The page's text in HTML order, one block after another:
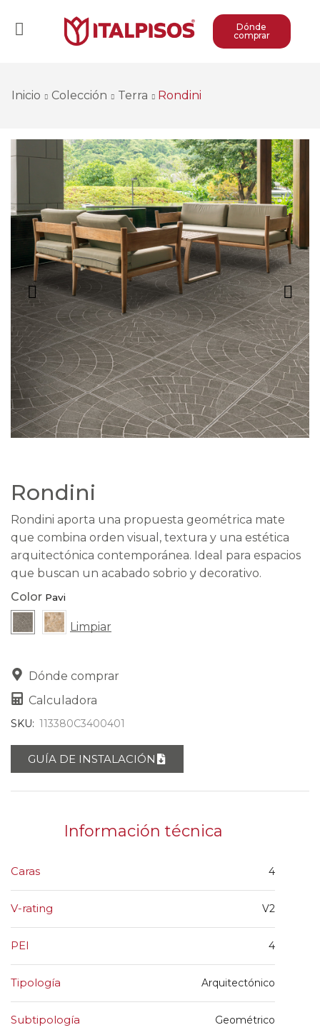
Dónde
comprar
Inicio Colección Terra Rondini
Rondini
Rondini aporta una propuesta geométrica mate
que combina orden visual, textura y una estética
arquitectónica contemporánea. Ideal para espacios
que buscan un acabado sobrio y decorativo.
Color
Limpiar
Dónde comprar
Calculadora
SKU: 113380C3400401
GUÍA DE INSTALACIÓN
Información técnica
Caras 4
V-rating V2
PEI 4
Tipología Arquitectónico
Subtipología Geométrico